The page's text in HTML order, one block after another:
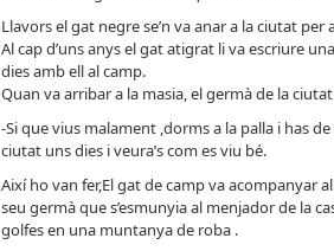
Llavors el gat negre se’n va anar a la ciutat
Al cap d’uns anys el gat atigrat li va escriure
dies amb ell al camp.
Quan va arribar a la masia, el germà de la
-Si que vius malament ,dorms a la palla i has
ciutat uns dies i veura’s com es viu bé.
Així ho van fer,El gat de camp va acompanyar
seu germà que s’esmunyia al menjador de la
golfes en una muntanya de roba .